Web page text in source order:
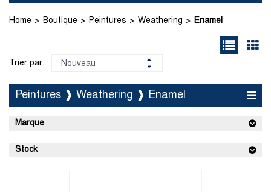
Home Boutique Peintures Weathering Enamel
Trier par:
Peintures ❱ Weathering ❱ Enamel
Marque
Stock